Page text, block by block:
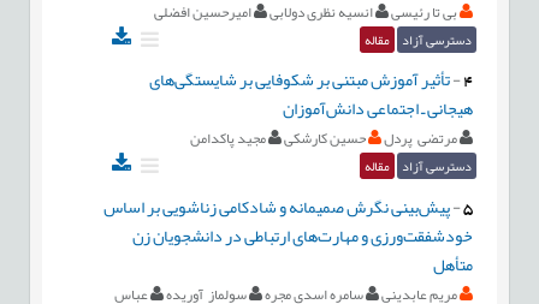
بی تا رئیسی انسیه نظری دولابی امیرحسین افضلی
دسترسی آزاد مقاله
4
-تأثیر آموزش مبتنی بر شکوفایی بر شایستگی‌های
هیجانی ـ اجتماعی دانش‌آموزان
مرتضی پردل حسین کارشکی مجید پاکدامن
دسترسی آزاد مقاله
5
-پیش‌بینی نگرش صمیمانه و شادکامی زناشویی بر اساس
خودشفقت‌ورزی و مهارت‌های ارتباطی در دانشجویان زن
متأهل
مریم عابدینی سامره اسدي مجره سولماز آوریده عباس